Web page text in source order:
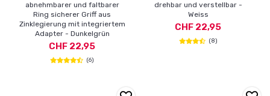
abnehmbarer und faltbarer
Ring sicherer Griff aus
Zinklegierung mit integriertem
Adapter - Dunkelgrün
CHF 22,95
(6)
drehbar und verstellbar -
Weiss
CHF 22,95
(8)